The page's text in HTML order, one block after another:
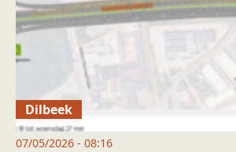
Dilbeek
07/05/2026 - 08:16